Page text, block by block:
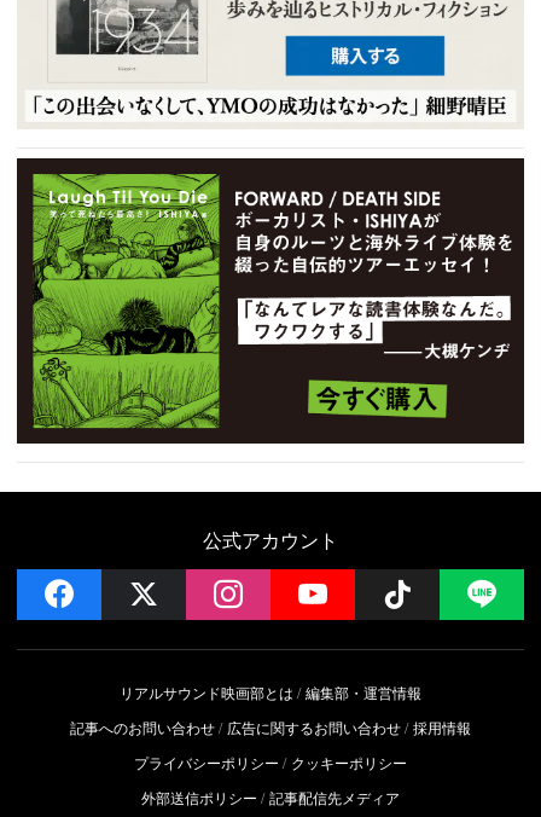
公式アカウント
facebook instagramYouTube Follow
リアルサウンド映画部とは
編集部・運営情報
記事へのお問い合わせ
広告に関するお問い合わせ 採用情報
プライバシーポリシー
クッキーポリシー
外部送信ポリシー
記事配信先メディア